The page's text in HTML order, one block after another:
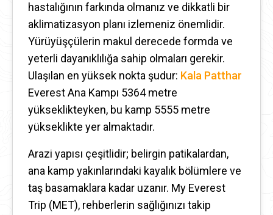
hastalığının farkında olmanız ve dikkatli bir
aklimatizasyon planı izlemeniz önemlidir.
Yürüyüşçülerin makul derecede formda ve
yeterli dayanıklılığa sahip olmaları gerekir.
Ulaşılan en yüksek nokta şudur: Kala Patthar
Everest Ana Kampı 5364 metre
yükseklikteyken, bu kamp 5555 metre
yükseklikte yer almaktadır.
Arazi yapısı çeşitlidir; belirgin patikalardan,
ana kamp yakınlarındaki kayalık bölümlere ve
taş basamaklara kadar uzanır. My Everest
Trip (MET), rehberlerin sağlığınızı takip